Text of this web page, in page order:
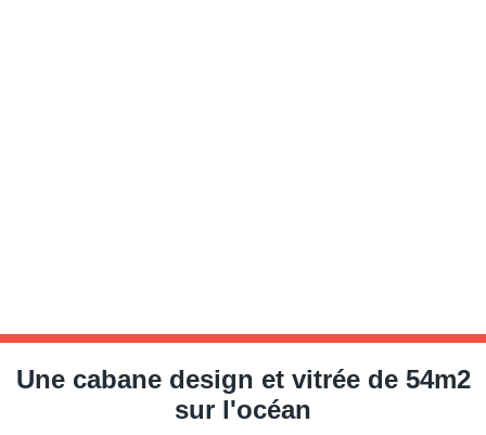
Une cabane design et vitrée de 54m2
sur l'océan